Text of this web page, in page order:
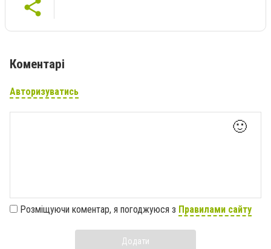
Коментарі
Авторизуватись
🙂
Розміщуючи коментар, я погоджуюся з Правилами сайту
Додати